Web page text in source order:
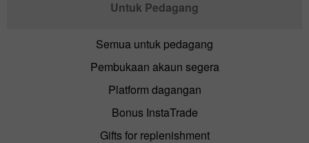
Untuk Pedagang
Semua untuk pedagang
Pembukaan akaun segera
Platform dagangan
Bonus InstaTrade
Gifts for replenishment